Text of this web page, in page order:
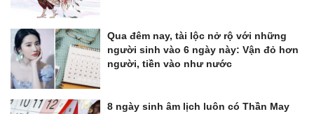
Qua đêm nay, tài lộc nở rộ với những
người sinh vào 6 ngày này: Vận đỏ hơn
người, tiền vào như nước
8 ngày sinh âm lịch luôn có Thần May